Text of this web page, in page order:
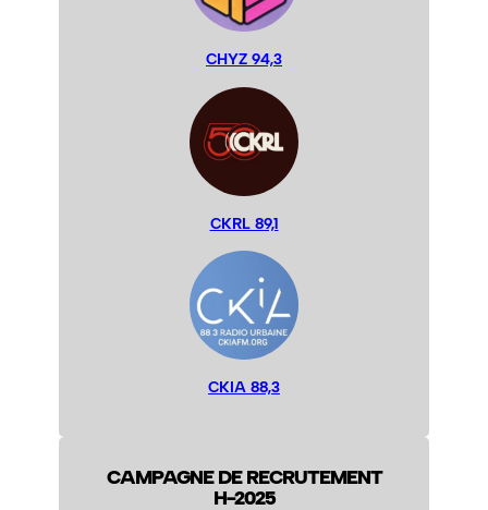
CHYZ 94,3
CKRL 89,1
CKIA 88,3
CAMPAGNE DE RECRUTEMENT
H-2025